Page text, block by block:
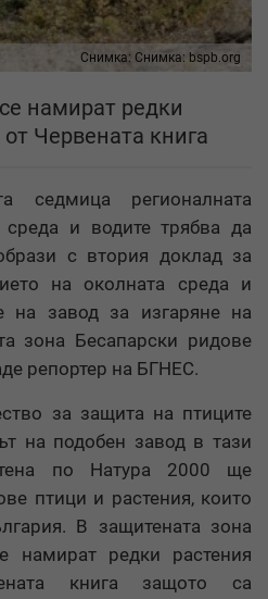
Снимка: Снимка: bspb.org
намират редки
Червената книга
седмица регионалната
и водите трябва да
с втория доклад за
на околната среда и
на завод за изгаряне на
зона Бесапарски ридове
репортер на БГНЕС.
за защита на птиците
на подобен завод в тази
по Натура 2000 ще
птици и растения, които
В защитената зона
намират редки растения
книга защото са